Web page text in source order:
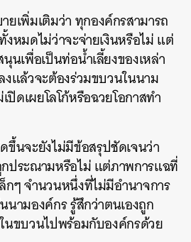
ยเพิ่มเติมว่า ทุกองค์กรสามารถ
หมดไม่ว่าจะจ่ายเงินหรือไม่ แต่
นเพื่อเป็นท่อน้ำเลี้ยงของเหล่า
แล้วจะต้องร่วมขบวนในนาม
ปิดเผยโลโก้หรือฉวยโอกาสทำ
ขึ้นจะยังไม่มีข้อสรุปชัดเจนว่า
ประณามหรือไม่ แต่ภาพการแฉที่
กๆ จำนวนหนึ่งที่ไม่มีอำนาจการ
ามองค์กร รู้สึกว่าตนเองถูก
นขบวนไปพร้อมกับองค์กรด้วย